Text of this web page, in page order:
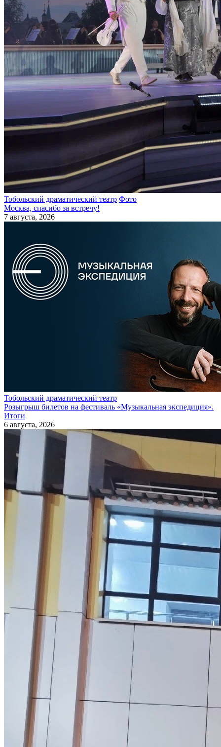
Тобольский драматический театр Фото
Москва, спасибо за встречу!
7 августа, 2026
Тобольский драматический театр
Розыгрыш билетов на фестиваль «Музыкальная экспедиция».
Итоги
6 августа, 2026